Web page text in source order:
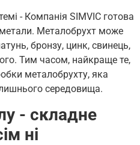
- Компанія SIMVIC готова
Металобрухт може
бронзу, цинк, свинець,
Тим часом, найкраще те,
металобрухту, яка
середовища.
- складне
ні